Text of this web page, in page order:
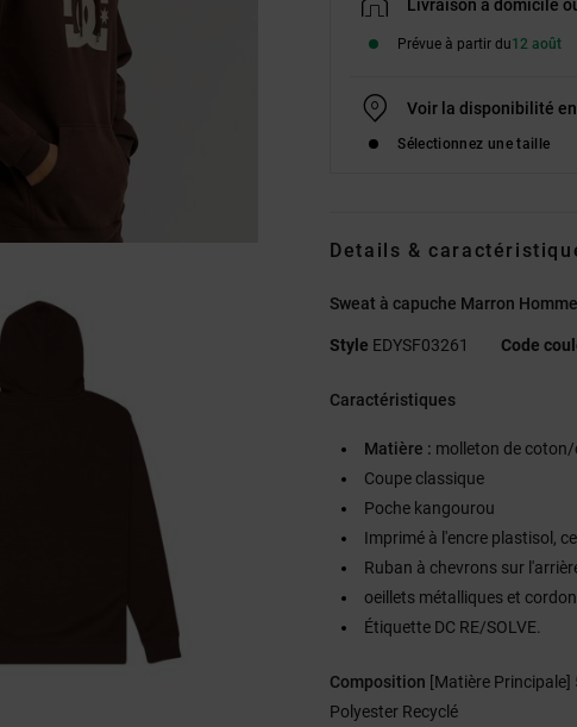
Livraison à domicile
Prévue à partir du12 août
Voir la disponibilité
Sélectionnez une taille
Details &
Sweat à capuche Marron Homme
Style EDYSF03261 Code
Caractéristiques
Matière : molleton de
Coupe classique
Poche kangourou
Imprimé à l'encre plastisol,
Ruban à chevrons sur
oeillets métalliques et
Étiquette DC RE/SOLVE.
Composition [Matière Principale]
Polyester Recyclé